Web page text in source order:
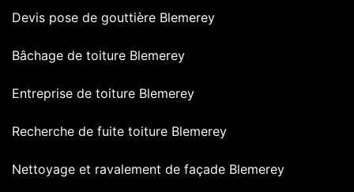
Devis pose de gouttière Blemerey
Bâchage de toiture Blemerey
Entreprise de toiture Blemerey
Recherche de fuite toiture Blemerey
Nettoyage et ravalement de façade Blemerey